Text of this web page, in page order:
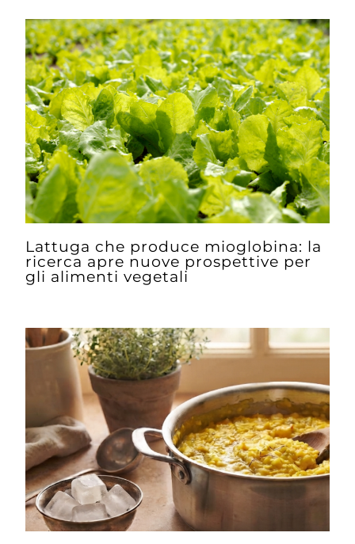
Lattuga che produce mioglobina: la
ricerca apre nuove prospettive per
gli alimenti vegetali